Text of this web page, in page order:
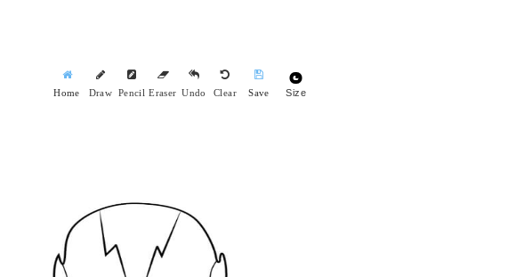
Home Draw Pencil Eraser Undo Clear Save Size